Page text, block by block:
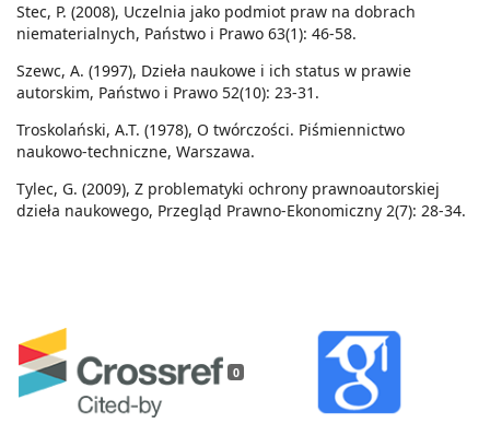
0
Stec, P. (2008), Uczelnia jako podmiot praw na dobrach
niematerialnych, Państwo i Prawo 63(1): 46-58.
Szewc, A. (1997), Dzieła naukowe i ich status w prawie
autorskim, Państwo i Prawo 52(10): 23-31.
Troskolański, A.T. (1978), O twórczości. Piśmiennictwo
naukowo-techniczne, Warszawa.
Tylec, G. (2009), Z problematyki ochrony prawnoautorskiej
dzieła naukowego, Przegląd Prawno-Ekonomiczny 2(7): 28-34.